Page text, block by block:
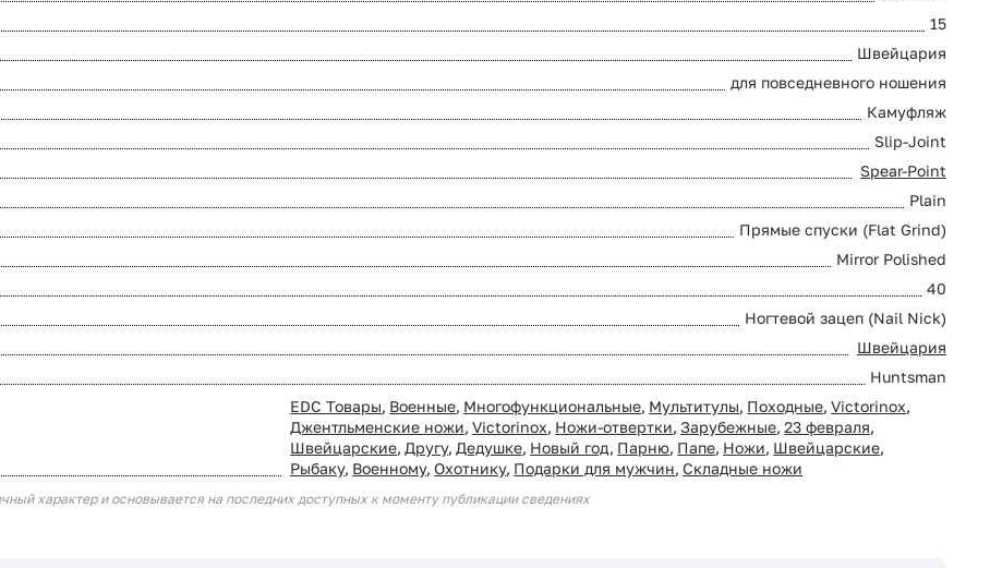
15
Швейцария
для повседневного ношения
Камуфляж
Slip-Joint
Spear-Point
Plain
Прямые спуски (Flat Grind)
Mirror Polished
40
Ногтевой зацеп (Nail Nick)
Швейцария
Huntsman
EDC Товары, Военные, Многофункциональные, Мультитулы, Походные, Victorinox,
Джентльменские ножи, Victorinox, Ножи-отвертки, Зарубежные, 23 февраля,
Швейцарские, Другу, Дедушке, Новый год, Парню, Папе, Ножи, Швейцарские,
Рыбаку, Военному, Охотнику, Подарки для мужчин, Складные ножи
характер и основывается на последних доступных к моменту публикации сведениях